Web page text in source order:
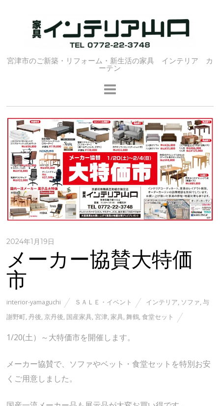
宮津市のご新築・リフォーム・新生活の家具 インテリア カ
ーテン
2024年1月19日
メーカー協賛大特価
市
interior-yamaguchi ＳＡＬＥ・イベント インテリア, ソファ,与
謝野町,丹後,京丹後, 国産家具,宮津,家具,舞鶴,食堂セット
1/20(土）～大特価市を開催します。
メーカー協賛で、ソファやベット・食堂セットを特別お安
くご用意しました。